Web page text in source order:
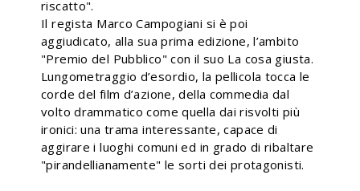
riscatto".
Il regista Marco Campogiani si è poi
aggiudicato, alla sua prima edizione, l’ambito
"Premio del Pubblico" con il suo La cosa giusta.
Lungometraggio d’esordio, la pellicola tocca le
corde del film d’azione, della commedia dal
volto drammatico come quella dai risvolti più
ironici: una trama interessante, capace di
aggirare i luoghi comuni ed in grado di ribaltare
"pirandellianamente" le sorti dei protagonisti.